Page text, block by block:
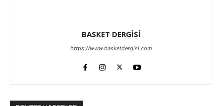
BASKET DERGİSİ
https://www.basketdergisi.com